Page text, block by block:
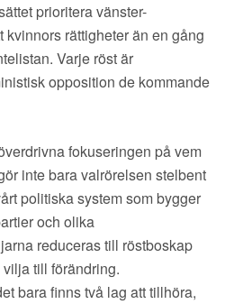
▼
prioritera vänster-
rättigheter än en gång
Varje röst är
opposition de kommande
fokuseringen på vem
inte bara valrörelsen stelbent
politiska system som bygger
och olika
reduceras till röstboskap
till förändring.
bara finns två lag att tillhöra,